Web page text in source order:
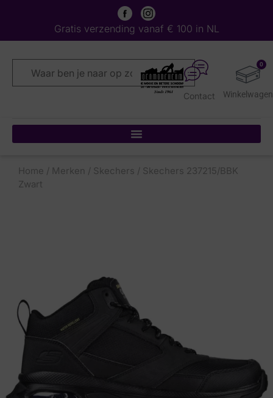
Gratis verzending vanaf € 100 in NL
0
Contact
Home / Merken / Skechers / Skechers 237215/BBK
Zwart